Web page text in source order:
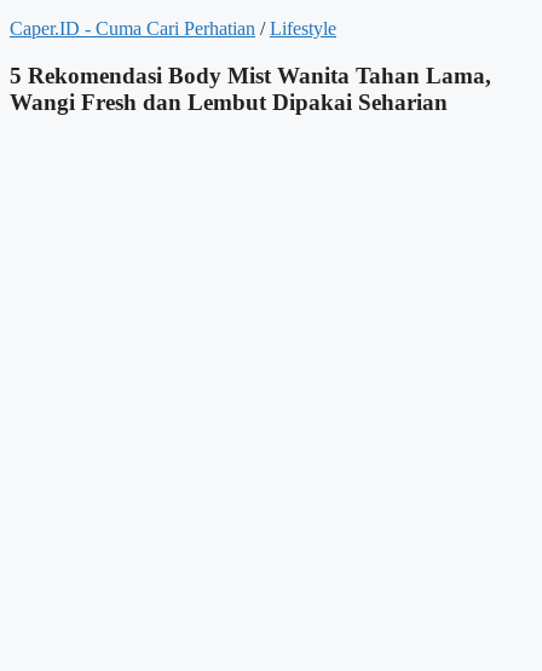
Caper.ID - Cuma Cari Perhatian / Lifestyle
5 Rekomendasi Body Mist Wanita Tahan Lama,
Wangi Fresh dan Lembut Dipakai Seharian